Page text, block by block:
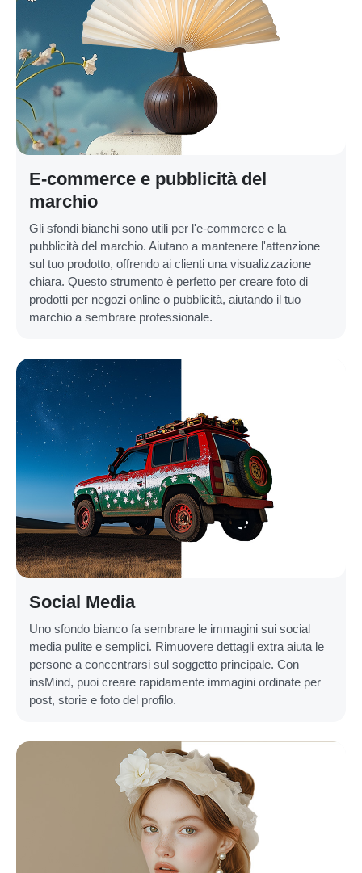
E-commerce e pubblicità del
marchio
Gli sfondi bianchi sono utili per l'e-commerce e la
pubblicità del marchio. Aiutano a mantenere l'attenzione
sul tuo prodotto, offrendo ai clienti una visualizzazione
chiara. Questo strumento è perfetto per creare foto di
prodotti per negozi online o pubblicità, aiutando il tuo
marchio a sembrare professionale.
Social Media
Uno sfondo bianco fa sembrare le immagini sui social
media pulite e semplici. Rimuovere dettagli extra aiuta le
persone a concentrarsi sul soggetto principale. Con
insMind, puoi creare rapidamente immagini ordinate per
post, storie e foto del profilo.